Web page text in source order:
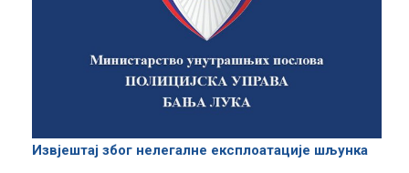
Извјештај због нелегалне експлоатације шљунка